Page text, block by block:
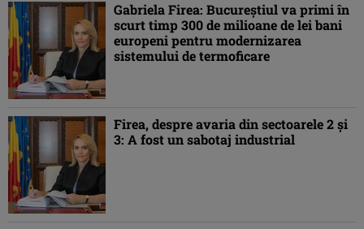
Gabriela Firea: Bucureștiul va primi în
scurt timp 300 de milioane de lei bani
europeni pentru modernizarea
sistemului de termoficare
Firea, despre avaria din sectoarele 2 şi
3: A fost un sabotaj industrial